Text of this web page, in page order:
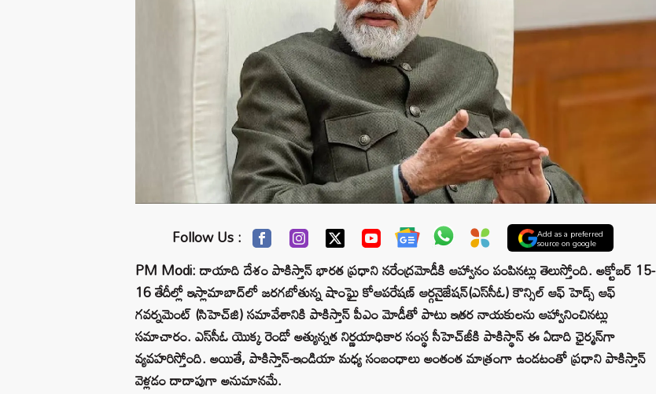
Follow Us : Add as a preferred
source on google
PM Modi: దాయాది దేశం పాకిస్తాన్ భారత ప్రధాని నరేంద్రమోడీకి ఆహ్వానం పంపినట్లు తెలుస్తోంది. అక్టోబర్ 15-
16 తేదీల్లో ఇస్లామాబాద్‌లో జరగబోతున్న షాంఘై కోఆపరేషణ్ ఆర్గనైజేషన్(ఎస్‌సీఓ) కౌన్సిల్ ఆఫ్ హెడ్స్ ఆఫ్
గవర్నమెంట్ (సిహెచ్‌జి) సమావేశానికి పాకిస్తాన్ పీఎం మోడీతో పాటు ఇతర నాయకులను ఆహ్వానించినట్లు
సమాచారం. ఎస్‌సీఓ యొక్క రెండో అత్యున్నత నిర్ణయాధికార సంస్థ సీహెచ్‌జీకి పాకిస్థాన్ ఈ ఏడాది ఛైర్మన్‌గా
వ్యవహరిస్తోంది. అయితే, పాకిస్తాన్-ఇండియా మధ్య సంబంధాలు అంతంత మాత్రంగా ఉండటంతో ప్రధాని పాకిస్తాన్
వెళ్లడం దాదాపుగా అనుమానమే.